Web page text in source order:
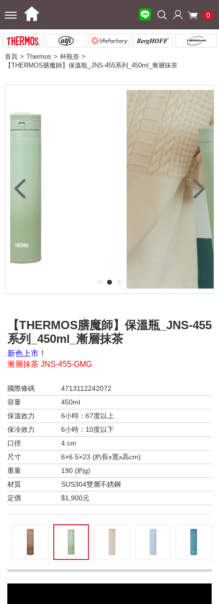
0
首頁 Thermos
杯瓶壺
【THERMOS膳魔師】保溫瓶_JNS-455系列_450ml_漸層抹茶
1
【THERMOS膳魔師】保溫瓶_JNS-455
系列_450ml_漸層抹茶
新色上市！
漸層抹茶 JNS-455-GMG
國際條碼
4713112242072
容量
450ml
保溫效力
6小時：67度以上
保冷效力
6小時：10度以下
口徑
4 cm
尺寸
6×6.5×23 (約長x寬x高cm)
重量
190 (約g)
材質
SUS304雙層不銹鋼
定價
$1,900元